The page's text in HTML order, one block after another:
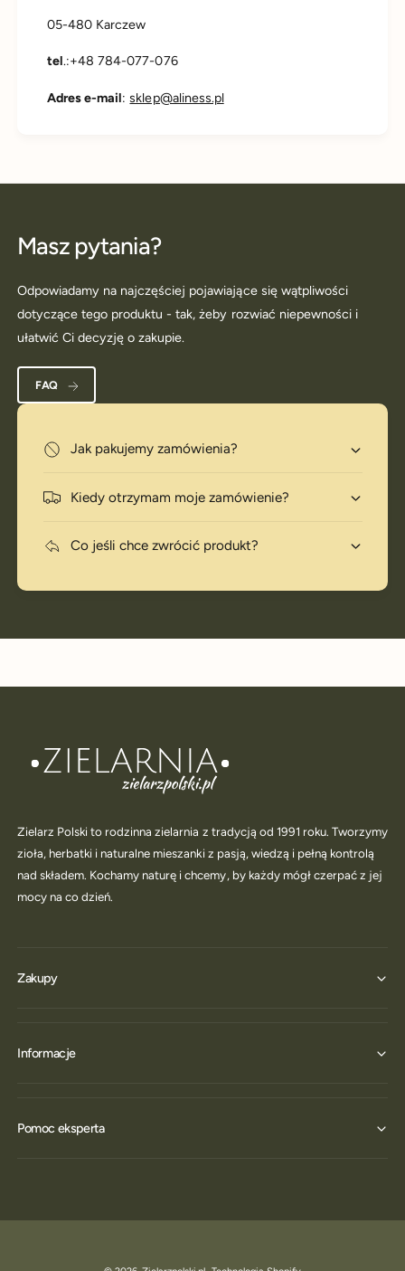
05-480 Karczew
tel.:+48 784-077-076
Adres e-mail:sklep@aliness.pl
Masz pytania?
Odpowiadamy na najczęściej pojawiające się wątpliwości
dotyczące tego produktu - tak, żeby rozwiać niepewności i
ułatwić Ci decyzję o zakupie.
FAQ
Jak pakujemy zamówienia?
Kiedy otrzymam moje zamówienie?
Co jeśli chce zwrócić produkt?
Zielarz Polski to rodzinna zielarnia z tradycją od 1991 roku. Tworzymy
zioła, herbatki i naturalne mieszanki z pasją, wiedzą i pełną kontrolą
nad składem. Kochamy naturę i chcemy, by każdy mógł czerpać z jej
mocy na co dzień.
Zakupy
Informacje
Pomoc eksperta